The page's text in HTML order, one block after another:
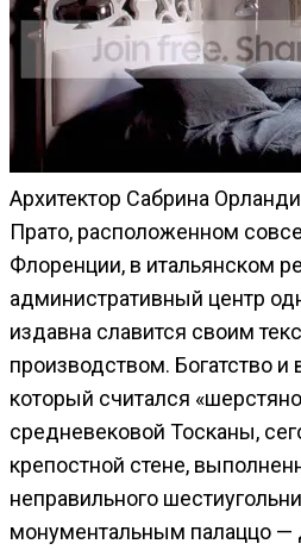
Архитектор Сабрина
Прато, расположенном
Флоренции, в итальянском
административный центр
издавна славится своим
производством. Богатство и
который считался
средневековой Тосканы,
крепостной стене,
неправильного
монументальным палаццо —